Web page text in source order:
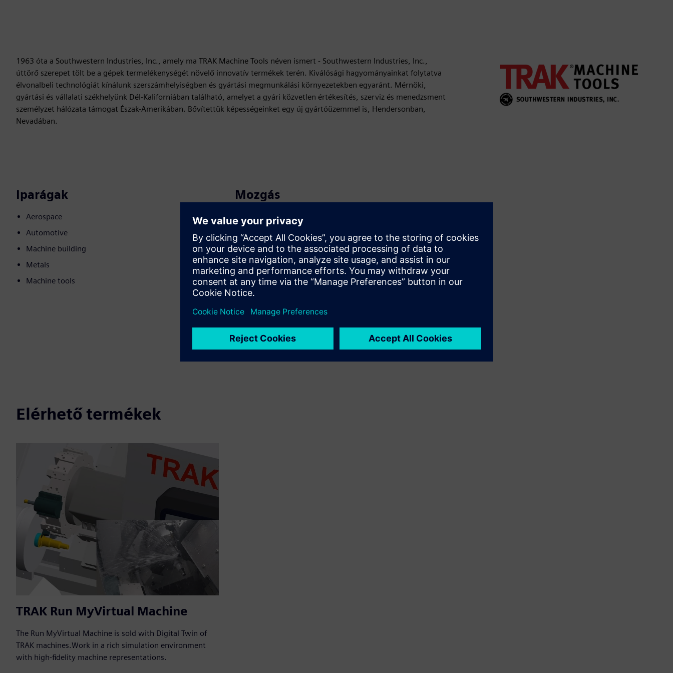
1963 óta a Southwestern Industries, Inc., amely ma TRAK Machine Tools néven ismert - Southwestern Industries, Inc.,
úttörő szerepet tölt be a gépek termelékenységét növelő innovatív termékek terén. Kiválósági hagyományainkat folytatva
élvonalbeli technológiát kínálunk szerszámhelyiségben és gyártási megmunkálási környezetekben egyaránt. Mérnöki,
gyártási és vállalati székhelyünk Dél-Kaliforniában található, amelyet a gyári közvetlen értékesítés, szerviz és menedzsment
személyzet hálózata támogat Észak-Amerikában. Bővítettük képességeinket egy új gyártóüzemmel is, Hendersonban,
Nevadában.
Iparágak
Aerospace
Automotive
Machine building
Metals
Machine tools
Mozgás
Build
Új termék létrehozásával bővíti vagy építi
teremékkínálatát a Siemens Xcelerator termékre /
megoldásra építve, illetve új megoldást hoz létre ügyfelek
számára a Siemens Xcelerator termék és a saját termék
integrálásával
Olyan szolgáltatást nyújt a Siemens Xcelerator termékhez
megvalósításában, integrálásában, üzemeltetésében,
illetve karbantartásában
Elérhető termékek
TRAK Run MyVirtual Machine
The Run MyVirtual Machine is sold with Digital Twin of
TRAK machines.Work in a rich simulation environment
with high-fidelity machine representations.